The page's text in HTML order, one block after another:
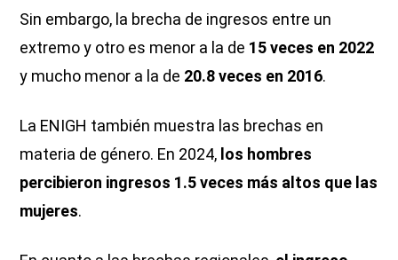
Sin embargo, la brecha de ingresos entre un
extremo y otro es menor a la de 15 veces en 2022
y mucho menor a la de 20.8 veces en 2016.
La ENIGH también muestra las brechas en
materia de género. En 2024, los hombres
percibieron ingresos 1.5 veces más altos que las
mujeres.